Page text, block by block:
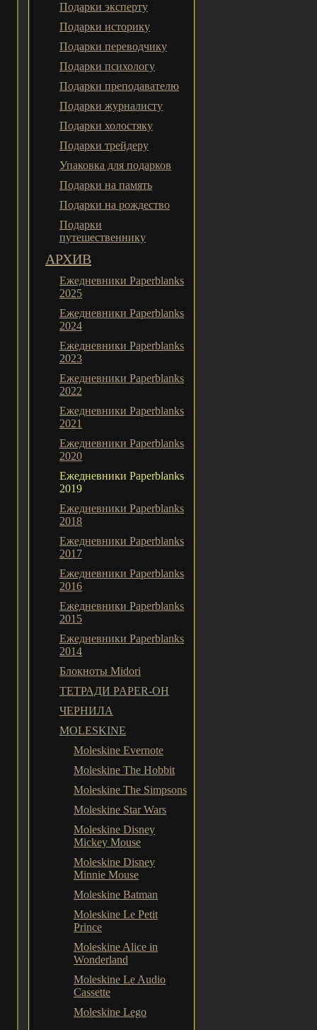
Подарки эксперту
Подарки историку
Подарки переводчику
Подарки психологу
Подарки преподавателю
Подарки журналисту
Подарки холостяку
Подарки трейдеру
Упаковка для подарков
Подарки на память
Подарки на рождество
Подарки
путешественнику
АРХИВ
Ежедневники Paperblanks
2025
Ежедневники Paperblanks
2024
Ежедневники Paperblanks
2023
Ежедневники Paperblanks
2022
Ежедневники Paperblanks
2021
Ежедневники Paperblanks
2020
Ежедневники Paperblanks
2019
Ежедневники Paperblanks
2018
Ежедневники Paperblanks
2017
Ежедневники Paperblanks
2016
Ежедневники Paperblanks
2015
Ежедневники Paperblanks
2014
Блокноты Midori
ТЕТРАДИ PAPER-OH
ЧЕРНИЛА
MOLESKINE
Moleskine Evernote
Moleskine The Hobbit
Moleskine The Simpsons
Moleskine Star Wars
Moleskine Disney
Mickey Mouse
Moleskine Disney
Minnie Mouse
Moleskine Batman
Moleskine Le Petit
Prince
Moleskine Alice in
Wonderland
Moleskine Le Audio
Cassette
Moleskine Lego